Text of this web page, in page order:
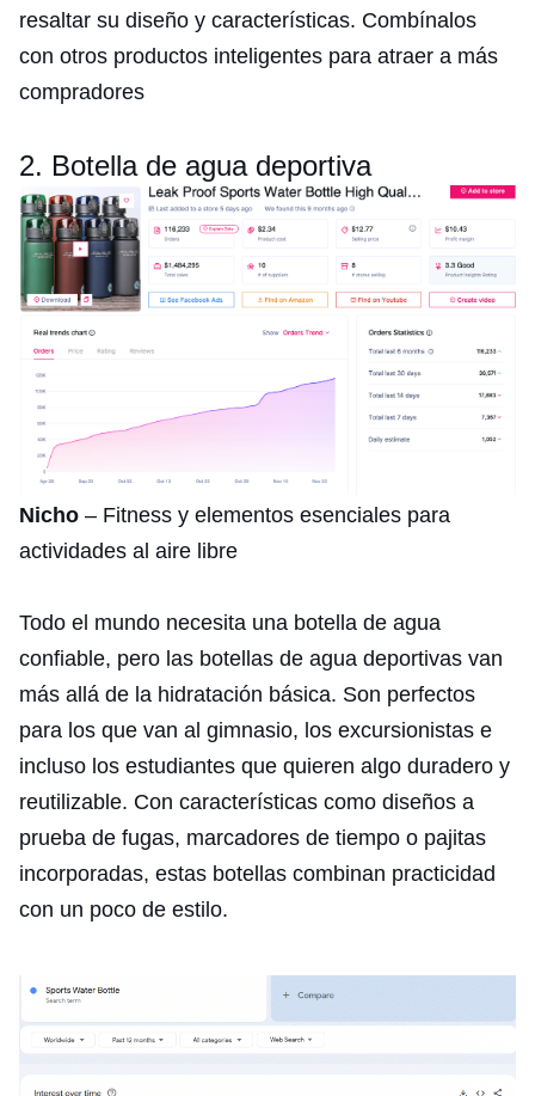
resaltar su diseño y características. Combínalos
con otros productos inteligentes para atraer a más
compradores
2. Botella de agua deportiva
Nicho – Fitness y elementos esenciales para
actividades al aire libre
Todo el mundo necesita una botella de agua
confiable, pero las botellas de agua deportivas van
más allá de la hidratación básica. Son perfectos
para los que van al gimnasio, los excursionistas e
incluso los estudiantes que quieren algo duradero y
reutilizable. Con características como diseños a
prueba de fugas, marcadores de tiempo o pajitas
incorporadas, estas botellas combinan practicidad
con un poco de estilo.